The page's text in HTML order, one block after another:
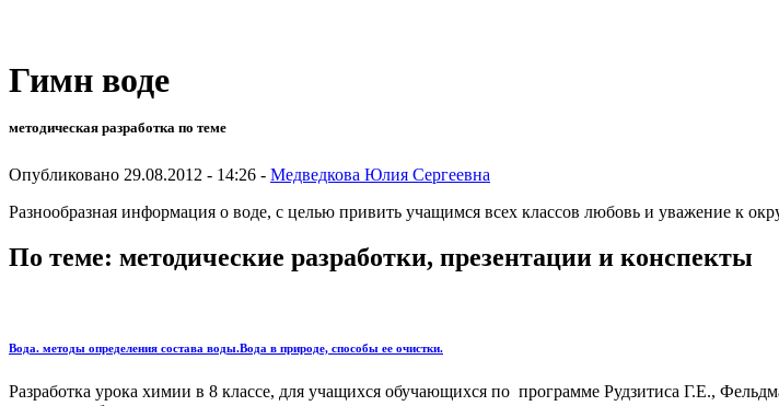
Гимн воде
методическая разработка по теме
Опубликовано 29.08.2012 - 14:26 - Медведкова Юлия Сергеевна
Разнообразная информация о воде, с целью привить учащимся всех классов любовь и уважение к
По теме: методические разработки, презентации и конспекты
Вода. методы определения состава воды.Вода в природе, способы ее очистки.
Разработка урока химии в 8 классе, для учащихся обучающихся по программе Рудзитиса Г.Е.,